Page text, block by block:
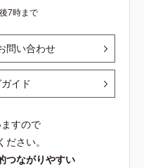
7時まで
問い合わせ
イド
すので
さい。
つながりやすい